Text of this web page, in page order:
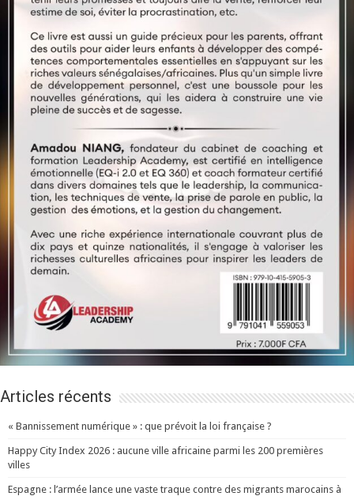
Articles récents
« Bannissement numérique » : que prévoit la loi française ?
Happy City Index 2026 : aucune ville africaine parmi les 200 premières
villes
Espagne : l’armée lance une vaste traque contre des migrants marocains à